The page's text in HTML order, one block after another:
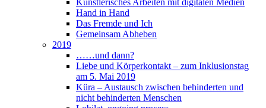
Hand in Hand
Das Fremde und Ich
Gemeinsam Abheben
2019
……und dann?
Liebe und Körperkontakt – zum Inklusionstag
am 5. Mai 2019
Küra – Austausch zwischen behinderten und
nicht behinderten Menschen